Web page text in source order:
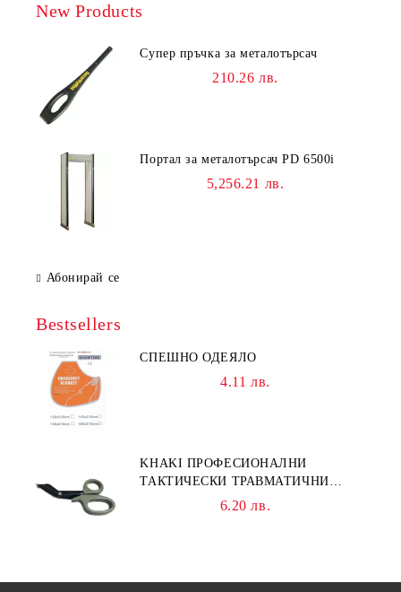
New Products
Супер пръчка за металотърсач
210.26 лв.
Портал за металотърсач PD 6500i
5,256.21 лв.
Абонирай се
Bestsellers
СПЕШНО ОДЕЯЛО
4.11 лв.
KHAKI ПРОФЕСИОНАЛНИ
ТАКТИЧЕСКИ ТРАВМАТИЧНИ
НОЖИЦИ НОЖИЦА
6.20 лв.